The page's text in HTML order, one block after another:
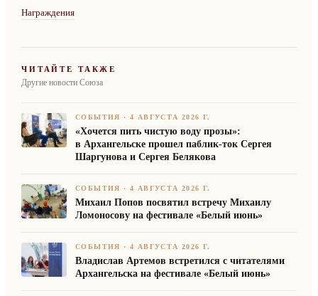
Награждения
ЧИТАЙТЕ ТАКЖЕ
Другие новости Союза
СОБЫТИЯ ·4 АВГУСТА 2026 Г.
«Хочется пить чистую воду прозы»:
в Архангельске прошел паблик-ток Сергея
Шаргунова и Сергея Белякова
СОБЫТИЯ ·4 АВГУСТА 2026 Г.
Михаил Попов посвятил встречу Михаилу
Ломоносову на фестивале «Белый июнь»
СОБЫТИЯ ·4 АВГУСТА 2026 Г.
Владислав Артемов встретился с читателями
Архангельска на фестивале «Белый июнь»